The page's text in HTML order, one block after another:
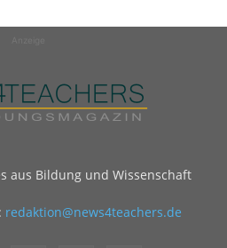
aus Bildung und Wissenschaft
redaktion@news4teachers.de